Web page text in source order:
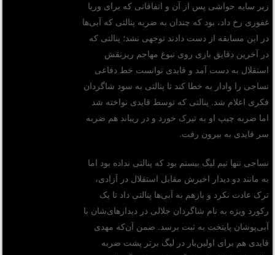
زیر سایه حواشی پس از آن و اتفاقاتی که برای وریا
غفوری رخ داد، بود که چندان به ضربه پنالتی که آبی‌ها
در این مسابقه از دست دادند توجهی نشد؛ پنالتی که
در آخرین دقایق بازی روی نبوغ مهاجم ریزنقش
استقلال به دست آمد و قایدی توانست خط دفاعی
نساجی را وادار به خطا کند تا پنالتی به سود شاگردان
فکری اعلام شد. پنالتی که توسط قایدی نواخته شد
اما ضربه چیپ او به تیرک خورد و در ریباند هم ضربه
سر قایدی به بیرون رفت.
نساجی تنها تیم لیگ بیستم بود که پنالتی نداده بود اما
به مانند دو دیدار اخیرش مقابل استقلال در آزادی،
ترک عادت نکرد و بازهم به آبی‌ها پنالتی داد تا یک
رکورد ویژه به نام شاگردان جلالی در دیدارهای‌شان با
آبی‌پوشان پایتخت به ثبت برسد. ضمن آن‌که مهدی
قایدی هم برای اولین‌بار در لیگ برتر پشت ضربه